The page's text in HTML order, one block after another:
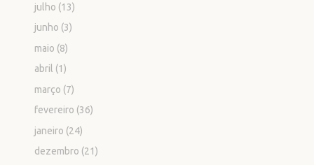
julho (13)
junho (3)
maio (8)
abril (1)
março (7)
fevereiro (36)
janeiro (24)
dezembro (21)